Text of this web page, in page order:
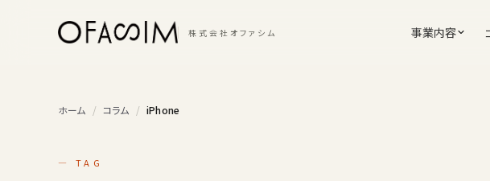
株式会社オファシム 事業内容
ホーム / コラム / iPhone
— TAG